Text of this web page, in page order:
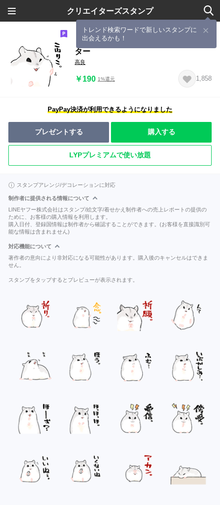
クリエイターズスタンプ
トレンド検索ワードで新しいスタンプに
出会えるかも！
もっちり怠惰なジャンガリアンハムス
ター
高良
￥190 1%還元 1,858
PayPay決済が利用できるようになりました
プレゼントする 購入する
LYPプレミアムで使い放題
スタンプアレンジ/デコレーションに対応
制作者に提供される情報について
LINEヤフー株式会社はスタンプ/絵文字/着せかえ制作者への売上レポートの提供の
ために、お客様の購入情報を利用します。
購入日付、登録国情報は制作者から確認することができます。(お客様を直接識別可
能な情報は含まれません)
対応機能について
著作者の意向により非対応になる可能性があります。購入後のキャンセルはできま
せん。
スタンプをタップするとプレビューが表示されます。